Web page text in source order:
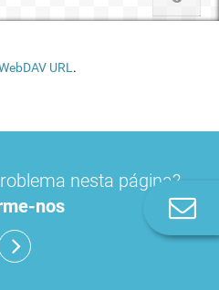
URL .
nesta página?
nos